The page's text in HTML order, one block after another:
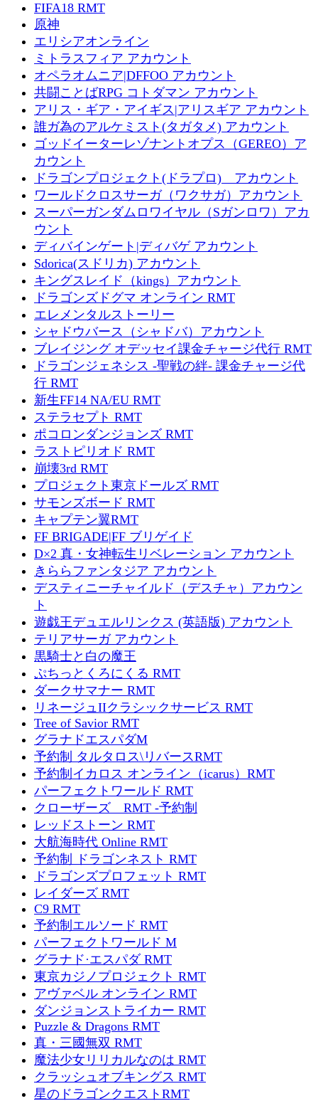
FIFA18 RMT
原神
エリシアオンライン
ミトラスフィア アカウント
オペラオムニア|DFFOO アカウント
共闘ことばRPG コトダマン アカウント
アリス・ギア・アイギス|アリスギア アカウント
誰ガ為のアルケミスト(タガタメ) アカウント
ゴッドイーターレゾナントオプス（GEREO）ア
カウント
ドラゴンプロジェクト(ドラプロ) アカウント
ワールドクロスサーガ（ワクサガ）アカウント
スーパーガンダムロワイヤル（Sガンロワ）アカ
ウント
ディバインゲート|ディバゲ アカウント
Sdorica(スドリカ) アカウント
キングスレイド（kings）アカウント
ドラゴンズドグマ オンライン RMT
エレメンタルストーリー
シャドウバース（シャドバ）アカウント
ブレイジング オデッセイ課金チャージ代行 RMT
ドラゴンジェネシス -聖戦の絆- 課金チャージ代
行 RMT
新生FF14 NA/EU RMT
ステラセプト RMT
ポコロンダンジョンズ RMT
ラストピリオド RMT
崩壊3rd RMT
プロジェクト東京ドールズ RMT
サモンズボード RMT
キャプテン翼RMT
FF BRIGADE|FF ブリゲイド
D×2 真・女神転生リベレーション アカウント
きららファンタジア アカウント
デスティニーチャイルド（デスチャ）アカウン
ト
遊戯王デュエルリンクス (英語版) アカウント
テリアサーガ アカウント
黒騎士と白の魔王
ぷちっとくろにくる RMT
ダークサマナー RMT
リネージュIIクラシックサービス RMT
Tree of Savior RMT
グラナドエスパダM
予約制 タルタロス\リバースRMT
予約制イカロス オンライン（icarus）RMT
パーフェクトワールド RMT
クローザーズ RMT -予約制
レッドストーン RMT
大航海時代 Online RMT
予約制 ドラゴンネスト RMT
ドラゴンズプロフェット RMT
レイダーズ RMT
C9 RMT
予約制エルソード RMT
パーフェクトワールド M
グラナド·エスパダ RMT
東京カジノプロジェクト RMT
アヴァベル オンライン RMT
ダンジョンストライカー RMT
Puzzle & Dragons RMT
真・三國無双 RMT
魔法少女リリカルなのは RMT
クラッシュオブキングス RMT
星のドラゴンクエストRMT